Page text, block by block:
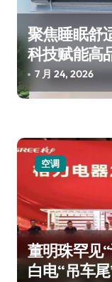
聚焦睡眠舒
科技赋能高
7 月 24, 2026
空调
董明珠罕见
白电“吊车